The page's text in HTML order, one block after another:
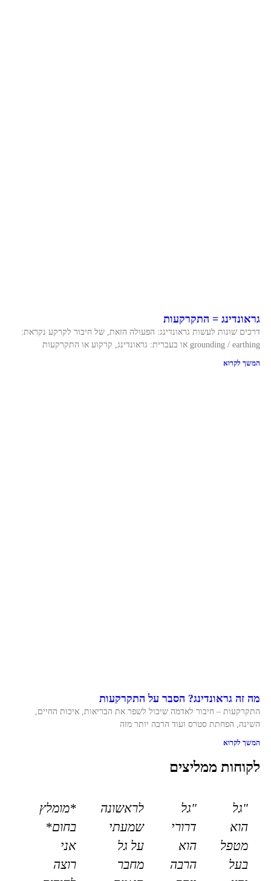
גראונדינג = התקרקעות
דרכים שונות לעשות גראונדינג: הפעולה הזאת, של חיבור לקרקע נקראת:
grounding / earthing או בעברית: גראונדינג, קרקוע או התקרקעות
המשך לקרוא
מה זה גראונדינג? הסבר על התקרקעות
התקרקעות – חיבור לאדמה שיכול לשפר את הבריאות, איכות החיים,
השינה, הפחתת סטרס ועוד הרבה יותר מזה
המשך לקרוא
לקוחות ממליצים
"גל
הוא
מטפל
בעל
"גל
דרורי
הוא
הרבה
לראשונה
שמעתי
על גל
מחבר
*מומלץ
בחום*
אני
רוצה